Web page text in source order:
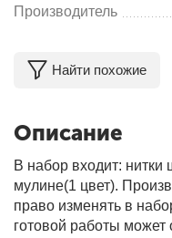
Производитель
Найти похожие
Описание
В набор входит: нитки
мулине(1 цвет).
право изменять в
готовой работы может